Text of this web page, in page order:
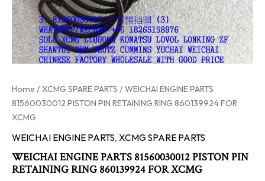
Home /XCMG SPARE PARTS / WEICHAI ENGINE PARTS
81560030012 PISTON PIN RETAINING RING 860139924 FOR
XCMG
WEICHAI ENGINE PARTS, XCMG SPARE PARTS
WEICHAI ENGINE PARTS 81560030012 PISTON PIN
RETAINING RING 860139924 FOR XCMG